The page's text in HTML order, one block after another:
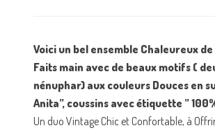
Voici un bel ensemble Chaleureux de
Faits main avec de beaux motifs (
nénuphar) aux couleurs Douces en
Anita”, coussins avec étiquette ”
Un duo Vintage Chic et Confortable, à